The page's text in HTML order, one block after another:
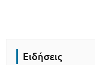
Ειδήσεις